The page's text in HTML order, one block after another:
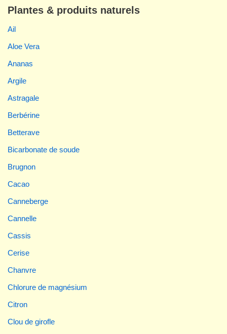
Plantes & produits naturels
Ail
Aloe Vera
Ananas
Argile
Astragale
Berbérine
Betterave
Bicarbonate de soude
Brugnon
Cacao
Canneberge
Cannelle
Cassis
Cerise
Chanvre
Chlorure de magnésium
Citron
Clou de girofle